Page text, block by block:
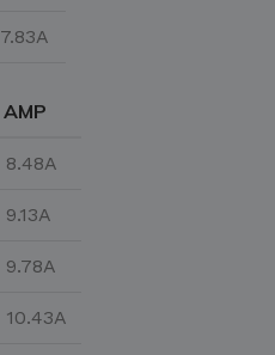
7.83A
AMP
8.48A
9.13A
9.78A
10.43A